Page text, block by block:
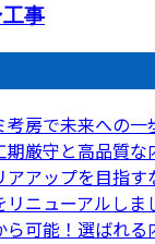
事
考房で未来への
厳守と高品質な
アップを目指す
ニューアルしま
ら可能！選ばれ